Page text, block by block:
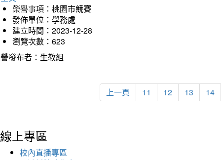
榮譽事項：桃園市競賽
發佈單位：學務處
建立時間：2023-12-28
瀏覽次數：623
發布者：生教組
上一頁 11 12 13 14
線上專區
校內直播專區